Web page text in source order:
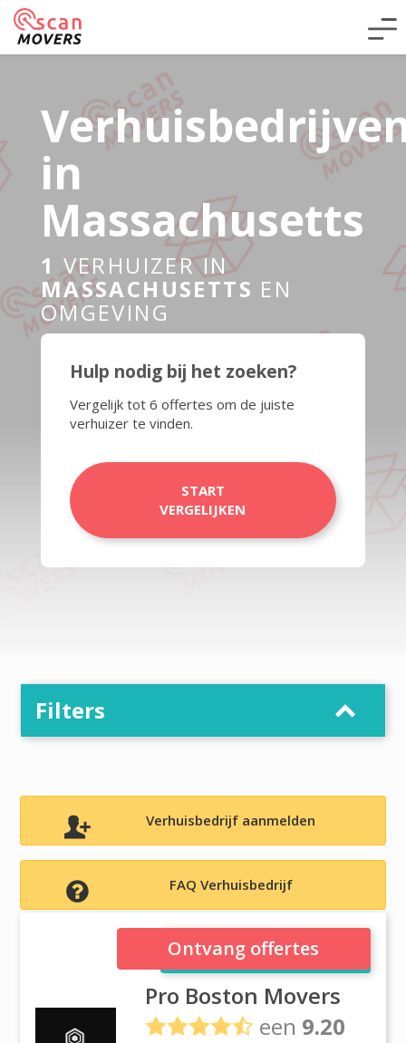
in
Massachusetts
1 VERHUIZER IN
MASSACHUSETTS EN
OMGEVING
Hulp nodig bij het zoeken?
Vergelijk tot 6 offertes om de juiste
verhuizer te vinden.
START
VERGELIJKEN
Filters
Verhuisbedrijf aanmelden
FAQ Verhuisbedrijf
Pro Boston Movers
Pro Boston Movers
een 9.20
Ontvang offertes